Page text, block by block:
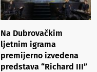
Na Dubrovačkim
ljetnim igrama
premijerno izvedena
predstava “Richard III”